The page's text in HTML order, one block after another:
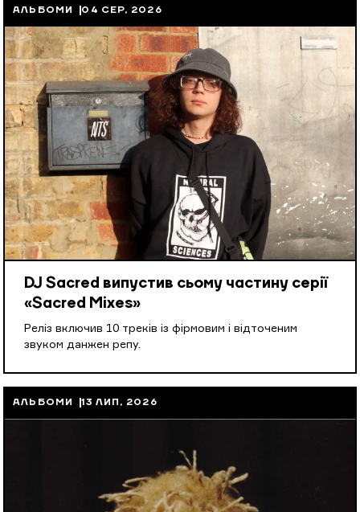
АЛЬБОМИ 04 СЕР, 2026
DJ Sacred випустив сьому частину серії
«Sacred Mixes»
Реліз включив 10 треків із фірмовим і відточеним
звуком данжен репу.
АЛЬБОМИ 13 ЛИП, 2026